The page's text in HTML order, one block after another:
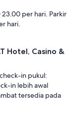
per hari. Parkir
hari.
Hotel, Casino &
in pukul:
in lebih awal
tersedia pada